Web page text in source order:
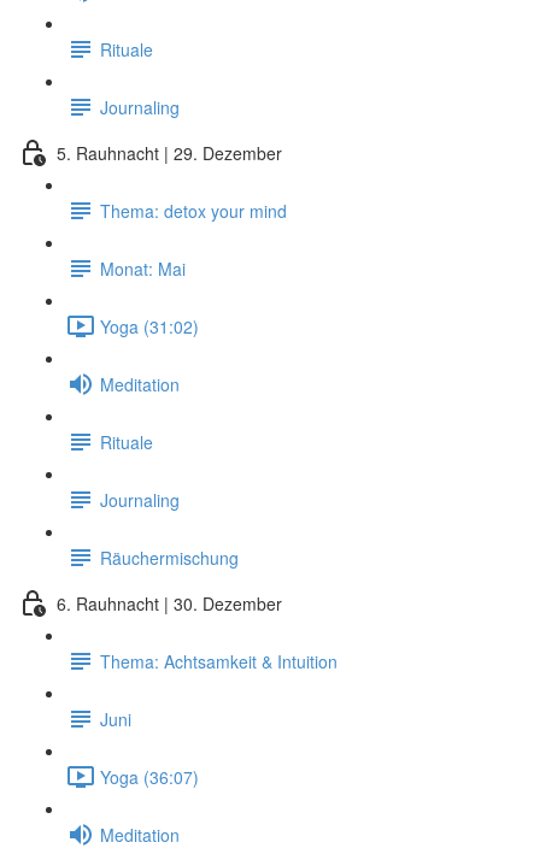
Rituale
Journaling
5. Rauhnacht | 29. Dezember
Thema: detox your mind
Monat: Mai
Yoga (31:02)
Meditation
Rituale
Journaling
Räuchermischung
6. Rauhnacht | 30. Dezember
Thema: Achtsamkeit & Intuition
Juni
Yoga (36:07)
Meditation